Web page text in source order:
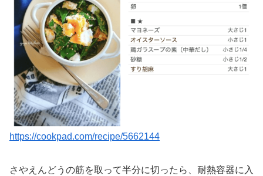
https://cookpad.com/recipe/5662144
さやえんどうの筋を取って半分に切ったら、耐熱容器に入